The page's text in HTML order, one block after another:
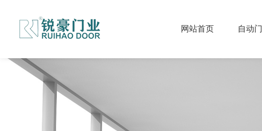
网站首页 自动门